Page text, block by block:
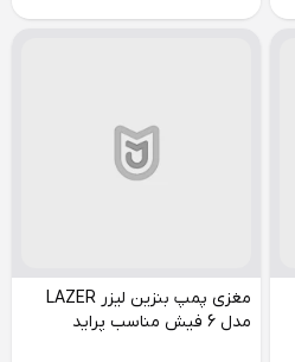
مغزی پمپ بنزین لیزر LAZER
مدل 6 فیش مناسب پراید